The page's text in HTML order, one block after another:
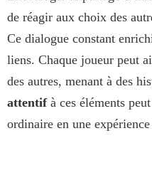
de réagir aux choix des
Ce dialogue constant
liens. Chaque joueur peut
des autres, menant à des
attentifà ces éléments
ordinaire en une